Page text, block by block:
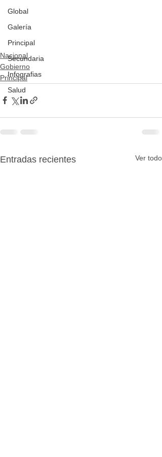
Global
Galería
Principal
Secundaria
Infografias
Salud
Nacional
Gobierno
Principal
Entradas recientes Ver todo